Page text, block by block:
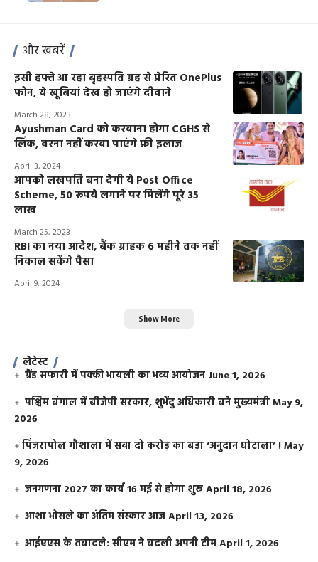
और खबरें
इसी हफ्ते आ रहा बृहस्पति ग्रह से प्रेरित OnePlus
फोन, ये खूबियां देख हो जाएंगे दीवाने
March 28, 2023
Ayushman Card को करवाना होगा CGHS से
लिंक, वरना नहीं करवा पाएंगे फ्री इलाज
April 3, 2024
आपको लखपति बना देगी ये Post Office
Scheme, 50 रूपये लगाने पर मिलेंगे पूरे 35
लाख
March 25, 2023
RBI का नया आदेश, बैंक ग्राहक 6 महीने तक नहीं
निकाल सकेंगे पैसा
April 9, 2024
Show More
लेटेस्ट
ग्रैंड सफारी में पक्की भायली का भव्य आयोजन June 1, 2026
पश्चिम बंगाल में बीजेपी सरकार, शुभेंदु अधिकारी बने मुख्यमंत्रीMay 9,
2026
​पिंजरापोल गौशाला में सवा दो करोड़ का बड़ा ‘अनुदान घोटाला’ !May
9, 2026
जनगणना 2027 का कार्य 16 मई से होगा शुरूApril 18, 2026
आशा भोसले का अंतिम संस्कार आजApril 13, 2026
आईएएस के तबादले: सीएम ने बदली अपनी टीमApril 1, 2026